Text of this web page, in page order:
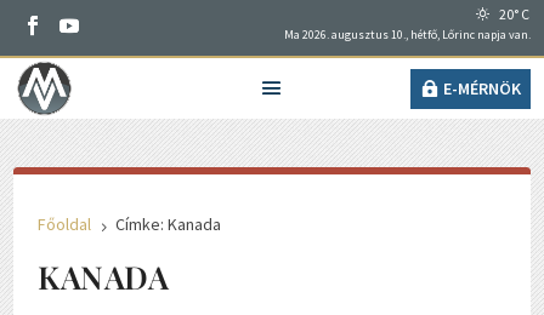
20° C
Ma 2026. augusztus 10., hétfő, Lőrinc napja van.
E-MÉRNÖK
Főoldal 5 Címke: Kanada
KANADA